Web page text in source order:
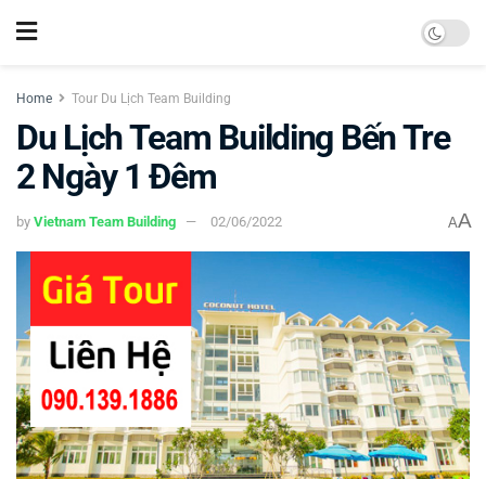
Home Tour Du Lịch Team Building
Du Lịch Team Building Bến Tre
2 Ngày 1 Đêm
by Vietnam Team Building 02/06/2022 AA